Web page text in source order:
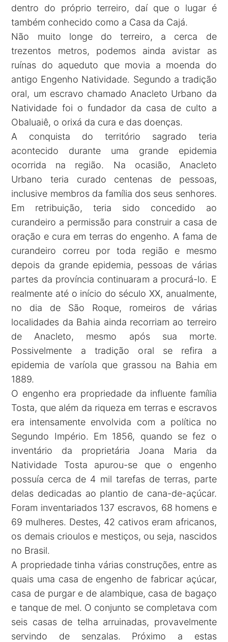
dentro do próprio terreiro, daí que o lugar é
também conhecido como a Casa da Cajá.
Não muito longe do terreiro, a cerca de
trezentos metros, podemos ainda avistar as
ruínas do aqueduto que movia a moenda do
antigo Engenho Natividade. Segundo a tradição
oral, um escravo chamado Anacleto Urbano da
Natividade foi o fundador da casa de culto a
Obaluaiê, o orixá da cura e das doenças.
A conquista do território sagrado teria
acontecido durante uma grande epidemia
ocorrida na região. Na ocasião, Anacleto
Urbano teria curado centenas de pessoas,
inclusive membros da família dos seus senhores.
Em retribuição, teria sido concedido ao
curandeiro a permissão para construir a casa de
oração e cura em terras do engenho. A fama de
curandeiro correu por toda região e mesmo
depois da grande epidemia, pessoas de várias
partes da província continuaram a procurá-lo. E
realmente até o início do século XX, anualmente,
no dia de São Roque, romeiros de várias
localidades da Bahia ainda recorriam ao terreiro
de Anacleto, mesmo após sua morte.
Possivelmente a tradição oral se refira a
epidemia de varíola que grassou na Bahia em
1889.
O engenho era propriedade da influente família
Tosta, que além da riqueza em terras e escravos
era intensamente envolvida com a política no
Segundo Império. Em 1856, quando se fez o
inventário da proprietária Joana Maria da
Natividade Tosta apurou-se que o engenho
possuía cerca de 4 mil tarefas de terras, parte
delas dedicadas ao plantio de cana-de-açúcar.
Foram inventariados 137 escravos, 68 homens e
69 mulheres. Destes, 42 cativos eram africanos,
os demais crioulos e mestiços, ou seja, nascidos
no Brasil.
A propriedade tinha várias construções, entre as
quais uma casa de engenho de fabricar açúcar,
casa de purgar e de alambique, casa de bagaço
e tanque de mel. O conjunto se completava com
seis casas de telha arruinadas, provavelmente
servindo de senzalas. Próximo a estas